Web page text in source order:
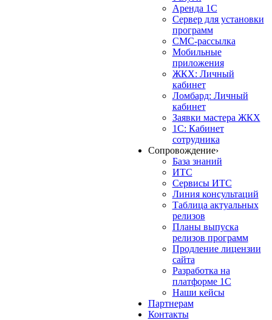
Аренда 1С
Сервер для установки
программ
СМС-рассылка
Мобильные
приложения
ЖКХ: Личный
кабинет
Ломбард: Личный
кабинет
Заявки мастера ЖКХ
1С: Кабинет
сотрудника
Сопровождение›
База знаний
ИТС
Сервисы ИТС
Линия консультаций
Таблица актуальных
релизов
Планы выпуска
релизов программ
Продление лицензии
сайта
Разработка на
платформе 1С
Наши кейсы
Партнерам
Контакты